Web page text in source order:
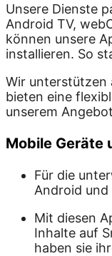
Unsere Dienste
Android TV,
können unsere
installieren. So
Wir unterstützen
bieten eine
unserem
Mobile Geräte
Für die
Android
Mit diesen
Inhalte auf
haben sie